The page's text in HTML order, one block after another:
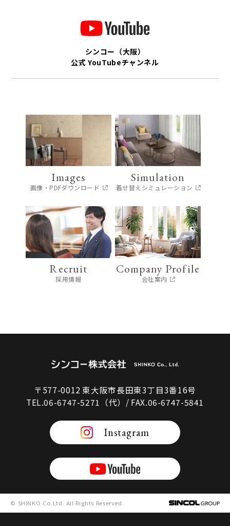
シンコー（大阪）
公式 YouTubeチャンネル
Images
画像・PDFダウンロード
Simulation
着せ替えシミュレーション
Recruit
採用情報
Company Profile
会社案内
〒577-0012 東大阪市長田東3丁目3番16号
TEL.06-6747-5271（代）/ FAX.06-6747-5841
Instagram
© SHINKO Co.Ltd. All Rights Reserved.